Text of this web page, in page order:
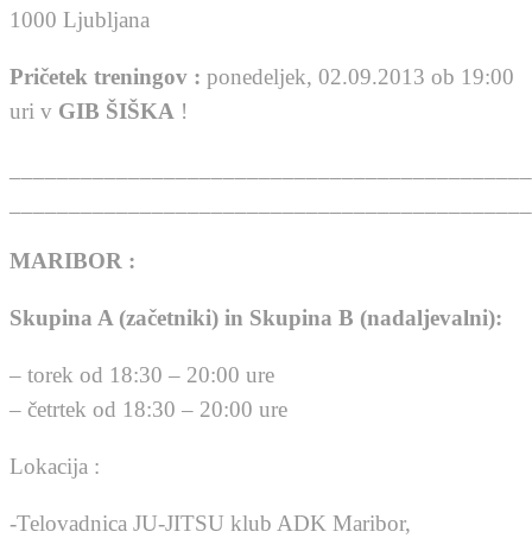
1000 Ljubljana
Pričetek treningov : ponedeljek, 02.09.2013 ob 19:00
uri v GIB ŠIŠKA !
MARIBOR :
Skupina A (začetniki) in Skupina B (nadaljevalni):
– torek od 18:30 – 20:00 ure
– četrtek od 18:30 – 20:00 ure
Lokacija :
-Telovadnica JU-JITSU klub ADK Maribor,